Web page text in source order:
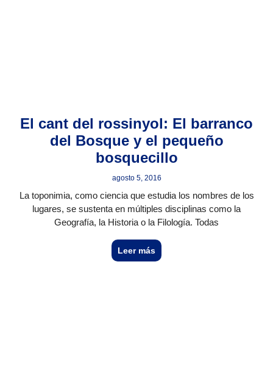
El cant del rossinyol: El barranco
del Bosque y el pequeño
bosquecillo
agosto 5, 2016
La toponimia, como ciencia que estudia los nombres de los
lugares, se sustenta en múltiples disciplinas como la
Geografía, la Historia o la Filología. Todas
Leer más